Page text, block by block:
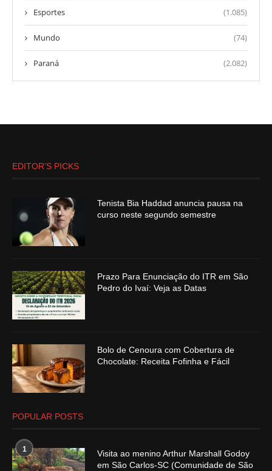
Esportes (1.085)
Mundo (74)
Paraná (2.082)
EDITOR’S PICKS
Tenista Bia Haddad anuncia pausa na
curso neste segundo semestre
Prazo Para Enunciação do ITR em São
Pedro do Ivaí: Veja as Datas
Bolo de Cenoura com Cobertura de
Chocolate: Receita Fofinha e Fácil
POPULAR POSTS
1
Visita ao menino Arthur Marshall Godoy
em São Carlos-SC (Comunidade de São